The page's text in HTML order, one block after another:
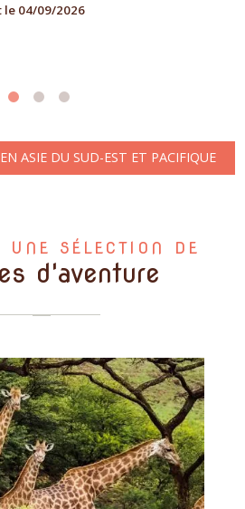
le 04/09/2026
ASIE DU SUD-EST ET PACIFIQUE
UNE SÉLECTION DE
d'aventure